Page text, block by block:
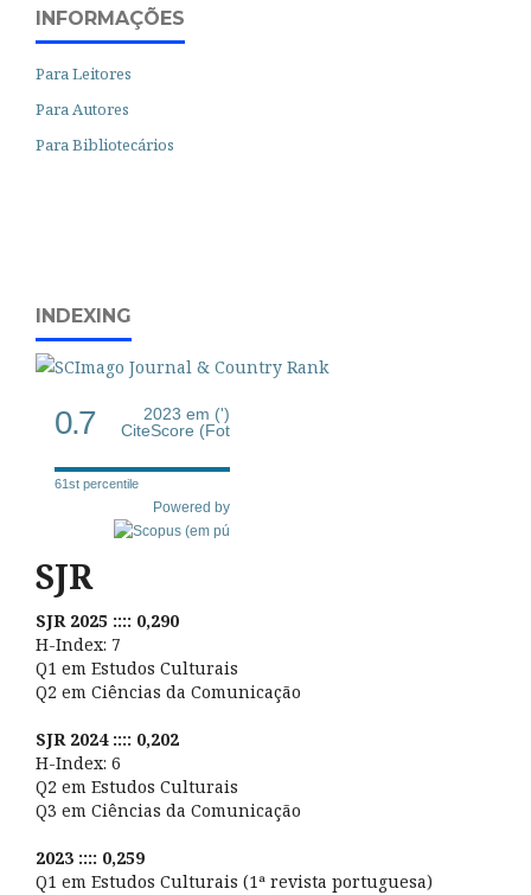
INFORMAÇÕES
Para Leitores
Para Autores
Para Bibliotecários
INDEXING
0.7
2023 em (')
CiteScore (Fot
61st percentile
Powered by
SJR
SJR 2025 :::: 0,290
H-Index: 7
Q1 em Estudos Culturais
Q2 em Ciências da Comunicação
SJR 2024 :::: 0,202
H-Index: 6
Q2 em Estudos Culturais
Q3 em Ciências da Comunicação
2023 :::: 0,259
Q1 em Estudos Culturais (1ª revista portuguesa)